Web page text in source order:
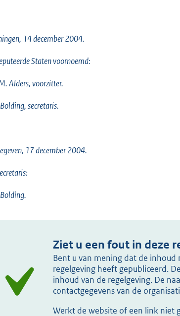
14 december 2004.
Staten voornoemd:
Alders, voorzitter.
secretaris.
17 december 2004.
Ziet u een fout in deze
Bent u van mening dat de inhoud
regelgeving heeft gepubliceerd.
inhoud van de regelgeving. De
contactgegevens van de
Werkt de website of een link niet